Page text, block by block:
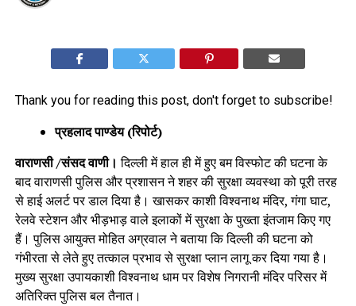
Thank you for reading this post, don't forget to subscribe!
प्रहलाद पाण्डेय (रिपोर्ट)
वाराणसी /संसद वाणी। दिल्ली में हाल ही में हुए बम विस्फोट की घटना के
बाद वाराणसी पुलिस और प्रशासन ने शहर की सुरक्षा व्यवस्था को पूरी तरह
से हाई अलर्ट पर डाल दिया है। खासकर काशी विश्वनाथ मंदिर, गंगा घाट,
रेलवे स्टेशन और भीड़भाड़ वाले इलाकों में सुरक्षा के पुख्ता इंतजाम किए गए
हैं। पुलिस आयुक्त मोहित अग्रवाल ने बताया कि दिल्ली की घटना को
गंभीरता से लेते हुए तत्काल प्रभाव से सुरक्षा प्लान लागू कर दिया गया है।
मुख्य सुरक्षा उपायकाशी विश्वनाथ धाम पर विशेष निगरानी मंदिर परिसर में
अतिरिक्त पुलिस बल तैनात।